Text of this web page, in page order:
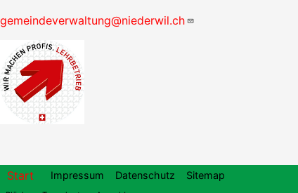
gemeindeverwaltung@niederwil.ch
Footer
Start Impressum Datenschutz Sitemap